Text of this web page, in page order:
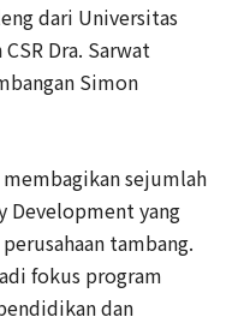
dari Universitas
Dra. Sarwat
Simon
sejumlah
Development yang
tambang.
fokus program
dan